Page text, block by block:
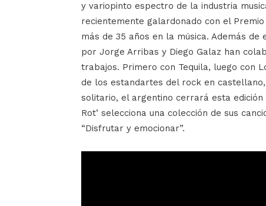
y variopinto espectro de la industria
recientemente galardonado con el
más de 35 años en la música. Además
por Jorge Arribas y Diego Galaz han
trabajos. Primero con Tequila, luego con
de los estandartes del rock en
solitario, el argentino cerrará esta edición
Rot’ selecciona una colección de sus
“Disfrutar y emocionar”.